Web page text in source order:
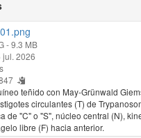
- 9.3 MB
jul. 2026
teñido con May-Grünwald
circulantes (T) de
de "C" o "S", núcleo central (N),
libre (F) hacia anterior.